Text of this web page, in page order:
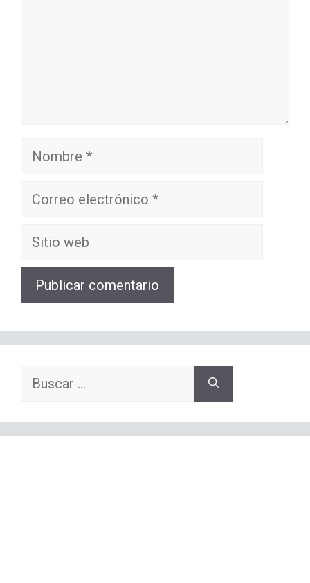
Nombre
Correo
Sitio
Buscar: